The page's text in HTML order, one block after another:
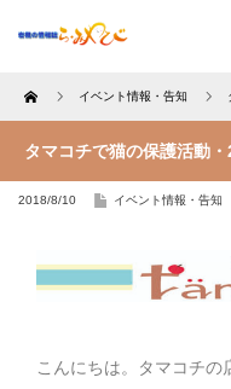
Home イベント情報・告知
タマコチで猫の保護活動
2018/8/10 イベント情報・告知
こんにちは。タマコチの